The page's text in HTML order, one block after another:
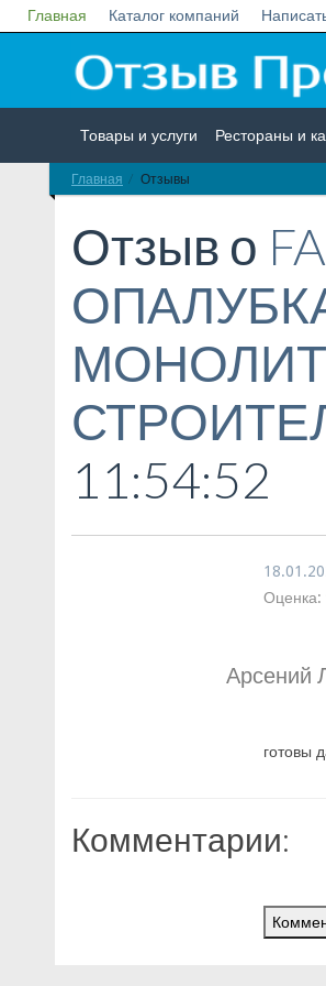
Главная Каталог компаний
Товары и услуги Рестораны и
Недвижимость
Главная Отзывы
Отзыв о
11:54:52
Оценка:
Арсений
готовы
Комментарии: